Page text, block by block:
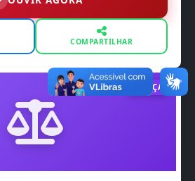
COMPARTILHAR
JUSTIÇA